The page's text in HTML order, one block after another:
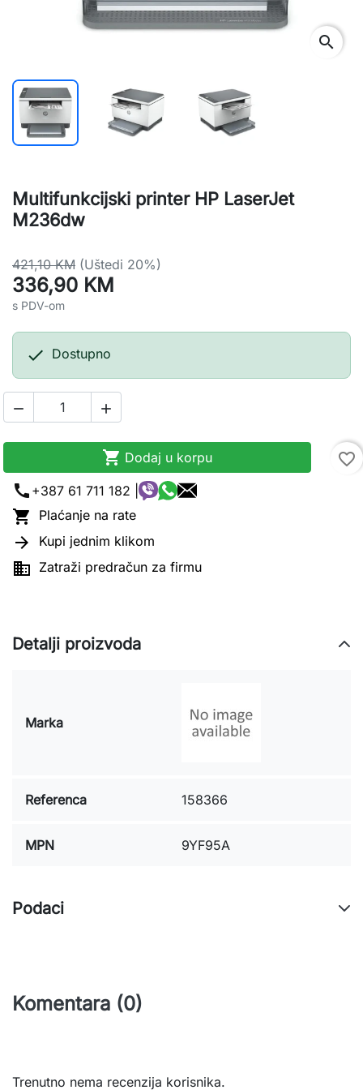
search
Multifunkcijski printer HP LaserJet
M236dw
421,10 KM (Uštedi 20%)
336,90 KM
s PDV-om
 Dostupno
 
 Dodaj u korpu
favorite_border
call +387 61 711 182 |
 Plaćanje na rate
 Kupi jednim klikom
 Zatraži predračun za firmu
Detalji proizvoda
Marka
Referenca 158366
MPN 9YF95A
Podaci
Komentara (0)
Trenutno nema recenzija korisnika.